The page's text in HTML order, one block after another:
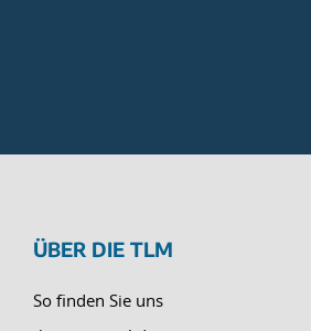
ÜBER DIE TLM
So finden Sie uns